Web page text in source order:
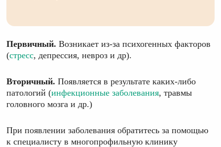
Первичный. Возникает из-за психогенных факторов
(стресс, депрессия, невроз и др).
Вторичный. Появляется в результате каких-либо
патологий (инфекционные заболевания, травмы
головного мозга и др.)
При появлении заболевания обратитесь за помощью
к специалисту в многопрофильную клинику